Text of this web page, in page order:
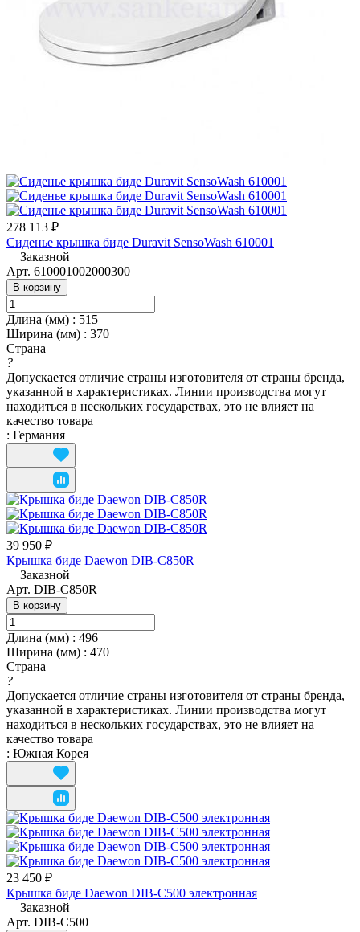
278 113 ₽
Сиденье крышка биде Duravit SensoWash 610001
Заказной
Арт. 610001002000300
В корзину
Длина (мм) : 515
Ширина (мм) : 370
Страна
?
Допускается отличие страны изготовителя от страны бренда,
указанной в характеристиках. Линии производства могут
находиться в нескольких государствах, это не влияет на
качество товара
: Германия
39 950 ₽
Крышка биде Daewon DIB-C850R
Заказной
Арт. DIB-C850R
В корзину
Длина (мм) : 496
Ширина (мм) : 470
Страна
?
Допускается отличие страны изготовителя от страны бренда,
указанной в характеристиках. Линии производства могут
находиться в нескольких государствах, это не влияет на
качество товара
: Южная Корея
23 450 ₽
Крышка биде Daewon DIB-C500 электронная
Заказной
Арт. DIB-C500